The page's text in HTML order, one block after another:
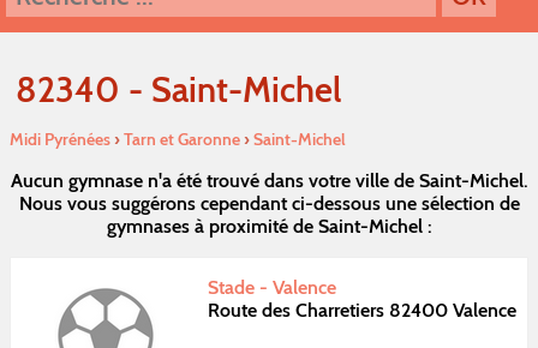
82340 - Saint-Michel
Midi Pyrénées›Tarn et Garonne›Saint-Michel
Aucun gymnase n'a été trouvé dans votre ville de Saint-Michel.
Nous vous suggérons cependant ci-dessous une sélection de
gymnases à proximité de Saint-Michel :
Stade - Valence
Route des Charretiers 82400 Valence